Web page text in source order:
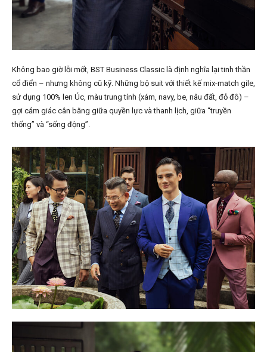
Không bao giờ lỗi mốt, BST Business Classic là định nghĩa lại tinh thần
cổ điển – nhưng không cũ kỹ. Những bộ suit với thiết kế mix-match gile,
sử dụng 100% len Úc, màu trung tính (xám, navy, be, nâu đất, đỏ đô) –
gợi cảm giác cân bằng giữa quyền lực và thanh lịch, giữa “truyền
thống” và “sống động”.